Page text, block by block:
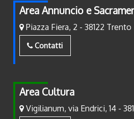
Area Annuncio e
Piazza Fiera, 2 - 38122 Trento
Contatti
Area Cultura
Vigilianum, via Endrici, 14 -